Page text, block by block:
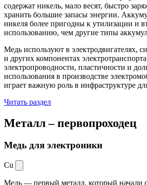
содержат никель, мало весят, быстро
хранить большие запасы энергии.
никеля более пригодны к утилизации и
использованию, чем другие типы
Медь используют в электродвигателях,
и других компонентах
электропроводности, пластичности и
использования в производстве
играет важную роль в инфраструктуре
Читать раздел
Металл –первопроходец
Медь для электроники
Cu
Медь — первый металл, который начали